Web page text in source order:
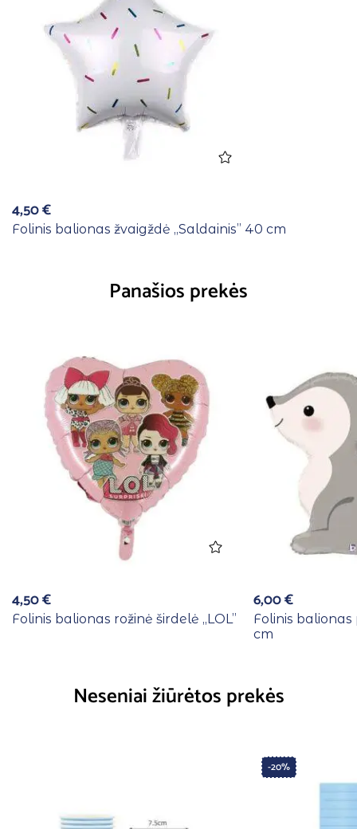
4,50€
Folinis balionas žvaigždė ,,Saldainis” 40 cm
Panašios prekės
4,50€
Folinis balionas rožinė širdelė ,,LOL”
6,00€
Folinis balionas
cm
Neseniai žiūrėtos prekės
-20%